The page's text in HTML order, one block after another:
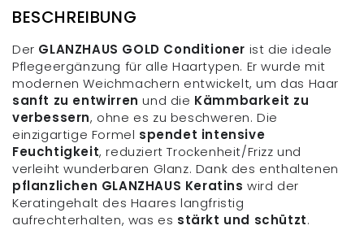
für
Gold
Conditioner
für
Gold
Conditioner
BESCHREIBUNG
Der GLANZHAUS GOLD Conditioner ist die ideale
Pflegeergänzung für alle Haartypen. Er wurde mit
modernen Weichmachern entwickelt, um das Haar
sanft zu entwirren und die Kämmbarkeit zu
verbessern, ohne es zu beschweren. Die
einzigartige Formel spendet intensive
Feuchtigkeit, reduziert Trockenheit/Frizz und
verleiht wunderbaren Glanz. Dank des enthaltenen
pflanzlichen GLANZHAUS Keratins wird der
Keratingehalt des Haares langfristig
aufrechterhalten, was es stärkt und schützt.